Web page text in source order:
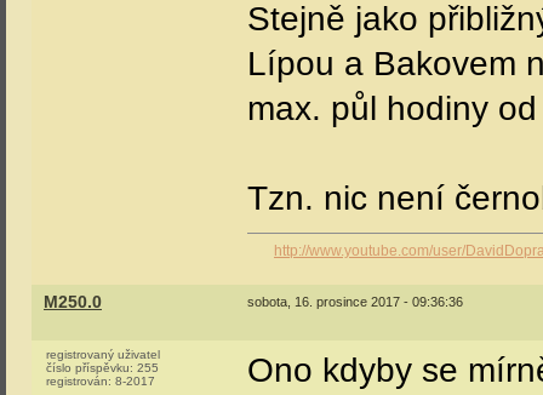
Stejně jako
Lípou a Bakovem
max. půl hodiny
Tzn. nic není
http://www.youtube.com/user/
M250.0 sobota, 16. prosince 2017 - 09:36:36
registrovaný uživatel
číslo příspěvku: 255
registrován: 8-2017
Ono kdyby se